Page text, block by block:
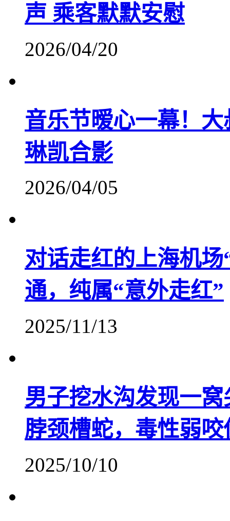
声 乘客默默安慰
2026/04/20
音乐节暧心一幕！
琳凯合影
2026/04/05
对话走红的上海机
通，纯属“意外走红”
2025/11/13
男子挖水沟发现一
脖颈槽蛇，毒性弱
2025/10/10